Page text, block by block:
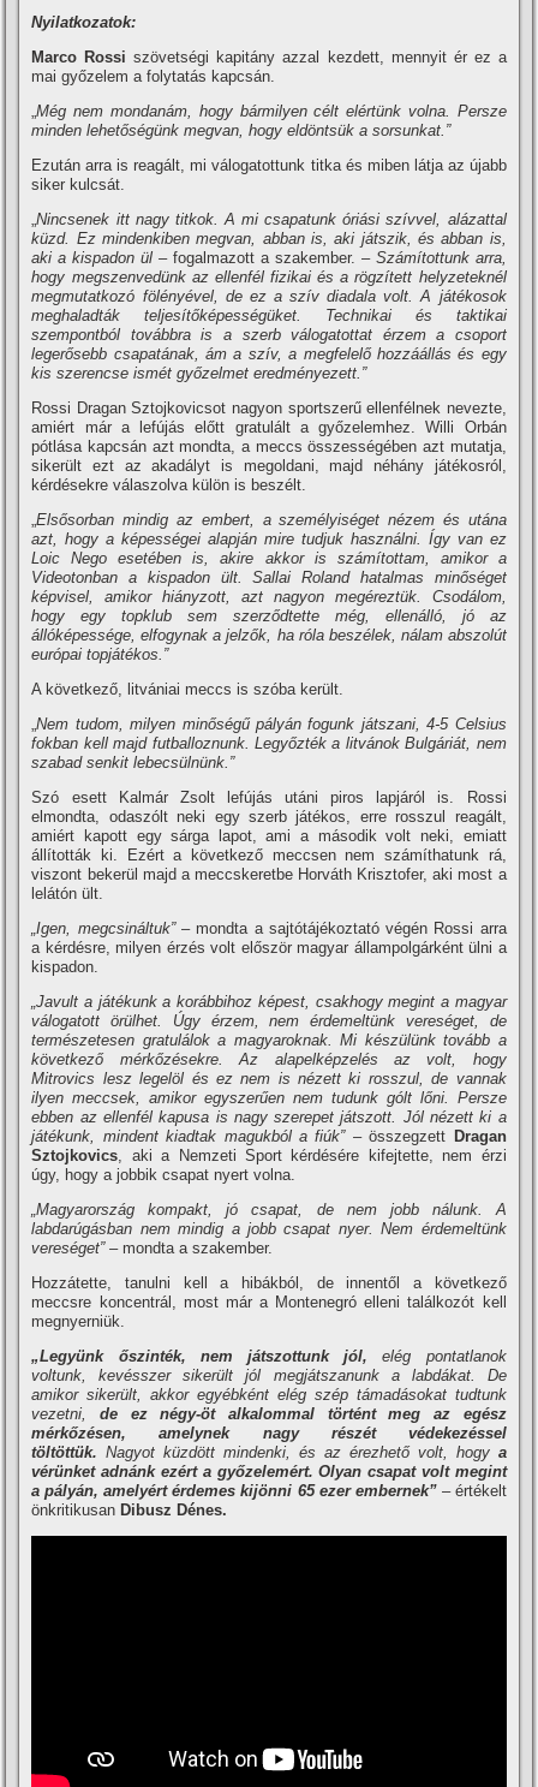
Nyilatkozatok:
Marco Rossiszövetségi kapitány azzal kezdett, mennyit ér ez a
mai győzelem a folytatás kapcsán.
„Még nem mondanám, hogy bármilyen célt elértünk volna. Persze
minden lehetőségünk megvan, hogy eldöntsük a sorsunkat.”
Ezután arra is reagált, mi válogatottunk titka és miben látja az újabb
siker kulcsát.
„Nincsenek itt nagy titkok. A mi csapatunk óriási szívvel, alázattal
küzd. Ez mindenkiben megvan, abban is,aki játszik, és abban is,
aki a kispadon ül– fogalmazott a szakember. – Számítottunk arra,
hogy megszenvedünk az ellenfél fizikai és a rögzített helyzeteknél
megmutatkozó fölényével, de ez a szív diadala volt. A játékosok
meghaladták teljesítőképességüket. Technikai és taktikai
szempontból továbbra is a szerb válogatottat érzem a csoport
legerősebb csapatának, ám a szív, a megfelelő hozzáállás és egy
kis szerencse ismét győzelmet eredményezett.”
Rossi Dragan Sztojkovicsot nagyon sportszerű ellenfélnek nevezte,
amiért már a lefújás előtt gratulált a győzelemhez. Willi Orbán
pótlása kapcsán azt mondta, a meccs összességében azt mutatja,
sikerült ezt az akadályt is megoldani, majd néhány játékosról,
kérdésekre válaszolva külön is beszélt.
„Elsősorban mindig az embert, a személyiséget nézem és utána
azt, hogy a képességei alapján mire tudjuk használni. Így van ez
Loic Nego esetében is, akire akkor is számítottam, amikor a
Videotonban a kispadon ült. Sallai Roland hatalmas minőséget
képvisel, amikor hiányzott, azt nagyon megéreztük. Csodálom,
hogy egy topklub sem szerződtette még, ellenálló, jó az
állóképessége, elfogynak a jelzők, ha róla beszélek, nálam abszolút
európai topjátékos.”
A következő, litvániai meccs is szóba került.
„Nem tudom, milyen minőségű pályán fogunk játszani, 4-5 Celsius
fokban kell majd futballoznunk. Legyőzték a litvánok Bulgáriát, nem
szabad senkit lebecsülnünk.”
Szó esett Kalmár Zsolt lefújás utáni piros lapjáról is. Rossi
elmondta, odaszólt neki egy szerb játékos, erre rosszul reagált,
amiért kapott egy sárga lapot, ami a második volt neki, emiatt
állították ki. Ezért a következő meccsen nem számíthatunk rá,
viszont bekerül majd a meccskeretbe Horváth Krisztofer, aki most a
lelátón ült.
„Igen, megcsináltuk”– mondta a sajtótájékoztató végén Rossi arra
a kérdésre, milyen érzés volt először magyar állampolgárként ülni a
kispadon.
„Javult a játékunk a korábbihoz képest, csakhogy megint a magyar
válogatott örülhet. Úgy érzem, nem érdemeltünk vereséget, de
természetesen gratulálok a magyaroknak. Mi készülünk tovább a
következő mérkőzésekre. Az alapelképzelés az volt, hogy
Mitrovics lesz legelöl és ez nem is nézett ki rosszul, de vannak
ilyen meccsek, amikor egyszerűen nem tudunk gólt lőni. Persze
ebben az ellenfél kapusa is nagy szerepet játszott. Jól nézett ki a
játékunk, mindent kiadtak magukból a fiúk” – összegzett Dragan
Sztojkovics , aki a Nemzeti Sport kérdésére kifejtette, nem érzi
úgy, hogy a jobbik csapat nyert volna.
„Magyarország kompakt, jó csapat, de nem jobb nálunk. A
labdarúgásban nem mindig a jobb csapat nyer. Nem érdemeltünk
vereséget” –mondta a szakember.
Hozzátette, tanulni kell a hibákból, de innentől a következő
meccsre koncentrál, most már a Montenegró elleni találkozót kell
megnyerniük.
„Legyünk őszinték, nem játszottunk jól,elég pontatlanok
voltunk, kevésszer sikerült jól megjátszanunk a labdákat.
De
amikor sikerült, akkor egyébként elég szép támadásokat tudtunk
vezetni,de ez négy-öt alkalommal történt meg az egész
mérkőzésen, amelynek nagy részét védekezéssel
töltöttük. Nagyot küzdött mindenki, és az érezhető volt, hogya
vérünket adnánk ezért a győzelemért. Olyan csapat volt megint
a pályán, amelyért érdemes kijönni 65 ezer embernek” – értékelt
önkritikusan Dibusz Dénes.